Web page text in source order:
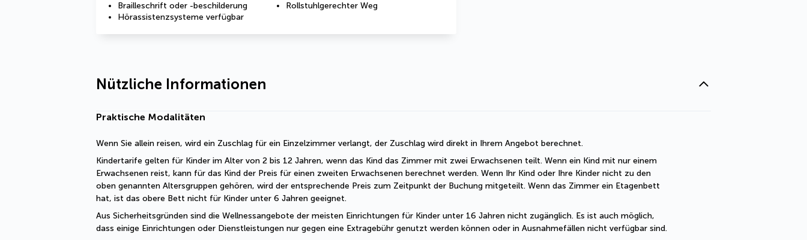
Brailleschrift oder -beschilderung
Hörassistenzsysteme verfügbar
Rollstuhlgerechter Weg
Nützliche Informationen
Praktische Modalitäten
Wenn Sie allein reisen, wird ein Zuschlag für ein Einzelzimmer verlangt, der Zuschlag wird direkt in Ihrem Angebot berechnet.
Kindertarife gelten für Kinder im Alter von 2 bis 12 Jahren, wenn das Kind das Zimmer mit zwei Erwachsenen teilt. Wenn ein Kind mit nur einem
Erwachsenen reist, kann für das Kind der Preis für einen zweiten Erwachsenen berechnet werden. Wenn Ihr Kind oder Ihre Kinder nicht zu den
oben genannten Altersgruppen gehören, wird der entsprechende Preis zum Zeitpunkt der Buchung mitgeteilt. Wenn das Zimmer ein Etagenbett
hat, ist das obere Bett nicht für Kinder unter 6 Jahren geeignet.
Aus Sicherheitsgründen sind die Wellnessangebote der meisten Einrichtungen für Kinder unter 16 Jahren nicht zugänglich. Es ist auch möglich,
dass einige Einrichtungen oder Dienstleistungen nur gegen eine Extragebühr genutzt werden können oder in Ausnahmefällen nicht verfügbar sind.